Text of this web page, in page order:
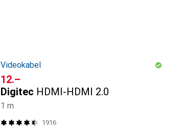
Videokabel
CHF
12.–
Digitec HDMI-HDMI 2.0
1 m
1916